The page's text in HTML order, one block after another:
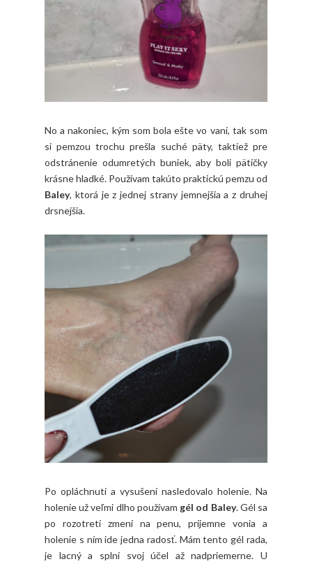
No a nakoniec, kým som bola ešte vo vani, tak som
si pemzou trochu prešla suché päty, taktiež pre
odstránenie odumretých buniek, aby boli pätičky
krásne hladké. Používam takúto praktickú pemzu od
Baley, ktorá je z jednej strany jemnejšia a z druhej
drsnejšia.
Po opláchnutí a vysušení nasledovalo holenie. Na
holenie už veľmi dlho používam gél od Baley. Gél sa
po rozotretí zmení na penu, príjemne vonia a
holenie s ním ide jedna radosť. Mám tento gél rada,
je lacný a splní svoj účel až nadpriemerne. U